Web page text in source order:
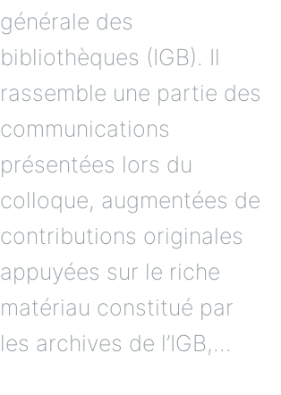
générale des
bibliothèques (IGB). Il
rassemble une partie des
communications
présentées lors du
colloque, augmentées de
contributions originales
appuyées sur le riche
matériau constitué par
les archives de l’IGB,...